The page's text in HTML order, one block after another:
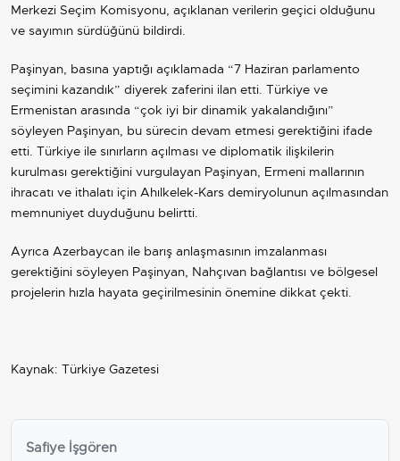
Merkezi Seçim Komisyonu, açıklanan verilerin geçici olduğunu
ve sayımın sürdüğünü bildirdi.
Paşinyan, basına yaptığı açıklamada “7 Haziran parlamento
seçimini kazandık” diyerek zaferini ilan etti. Türkiye ve
Ermenistan arasında “çok iyi bir dinamik yakalandığını”
söyleyen Paşinyan, bu sürecin devam etmesi gerektiğini ifade
etti. Türkiye ile sınırların açılması ve diplomatik ilişkilerin
kurulması gerektiğini vurgulayan Paşinyan, Ermeni mallarının
ihracatı ve ithalatı için Ahılkelek-Kars demiryolunun açılmasından
memnuniyet duyduğunu belirtti.
Ayrıca Azerbaycan ile barış anlaşmasının imzalanması
gerektiğini söyleyen Paşinyan, Nahçıvan bağlantısı ve bölgesel
projelerin hızla hayata geçirilmesinin önemine dikkat çekti.
Kaynak: Türkiye Gazetesi
Safiye İşgören